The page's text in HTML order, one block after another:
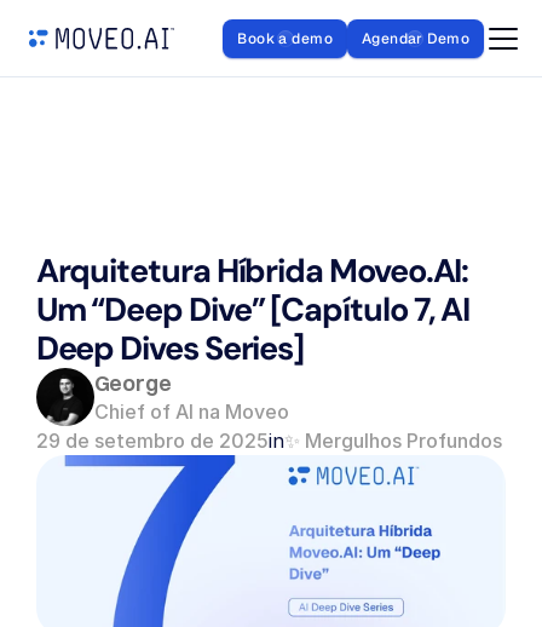
Book a demo Agendar Demo
Arquitetura Híbrida Moveo.AI:
Um “Deep Dive” [Capítulo 7, AI
Deep Dives Series]
George
Chief of AI na Moveo
29 de setembro de 2025in✨ Mergulhos Profundos em